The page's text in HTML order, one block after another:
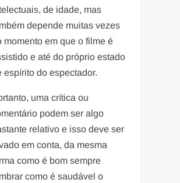
de idade, mas
depende muitas vezes
momento em que o filme é
e até do próprio estado
espírito do espectador.
uma crítica ou
podem ser algo
relativo e isso deve ser
em conta, da mesma
como é bom sempre
como é saudável o